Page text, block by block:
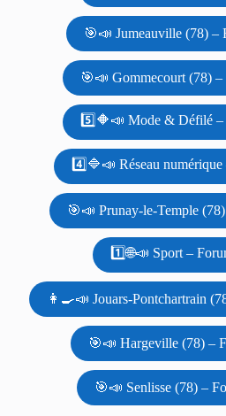
🎯📣 Jumeauville (78) –
🎯📣 Gommecourt (78) –
5️⃣🔶📣 Mode & Défilé –
4️⃣🔷📣 Réseau
🎯📣 Prunay-le-Temple
1️⃣🌐📣
👩‍🍳📣 Jouars-Pontchartrain
🎯📣 Hargeville (78) –
🎯📣 Senlisse (78) –